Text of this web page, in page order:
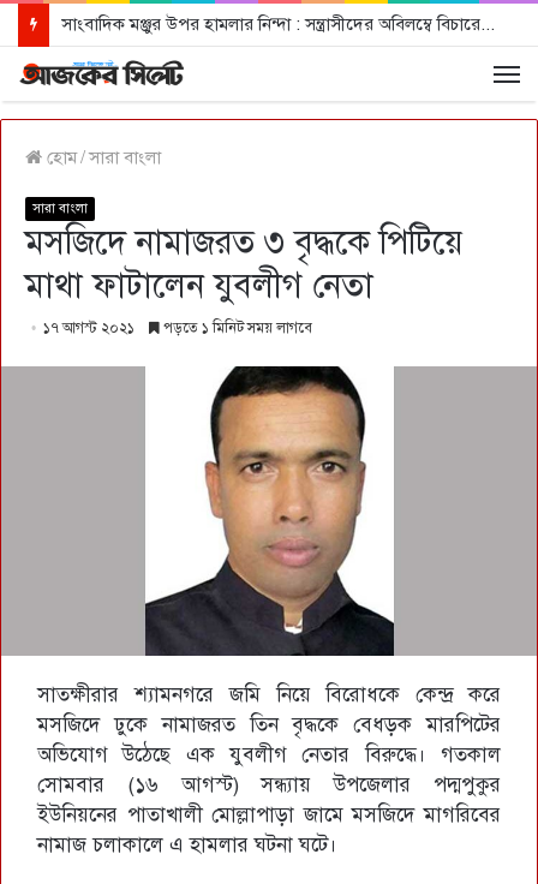
সাংবাদিক মঞ্জুর উপর হামলার নিন্দা : সন্ত্রাসীদের অবিলম্বে বিচারের আওতায় আনার দাবী
হোম/সারা বাংলা
সারা বাংলা
মসজিদে নামাজরত ৩ বৃদ্ধকে পিটিয়ে
মাথা ফাটালেন যুবলীগ নেতা
১৭ আগস্ট ২০২১ পড়তে ১ মিনিট সময় লাগবে
সাতক্ষীরার শ্যামনগরে জমি নিয়ে বিরোধকে কেন্দ্র করে
মসজিদে ঢুকে নামাজরত তিন বৃদ্ধকে বেধড়ক মারপিটের
অভিযোগ উঠেছে এক যুবলীগ নেতার বিরুদ্ধে। গতকাল
সোমবার (১৬ আগস্ট) সন্ধ্যায় উপজেলার পদ্মপুকুর
ইউনিয়নের পাতাখালী মোল্লাপাড়া জামে মসজিদে মাগরিবের
নামাজ চলাকালে এ হামলার ঘটনা ঘটে।